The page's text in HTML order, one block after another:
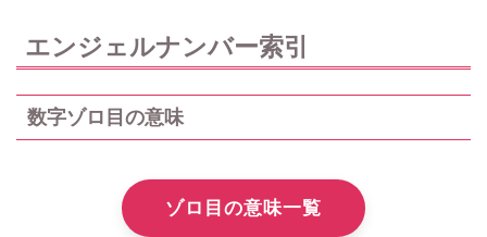
エンジェルナンバー索引
数字ゾロ目の意味
ゾロ目の意味一覧